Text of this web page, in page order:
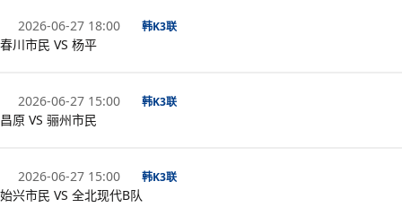
2026-06-27 18:00 韩K3联
春川市民 VS 杨平
2026-06-27 15:00 韩K3联
昌原 VS 骊州市民
2026-06-27 15:00 韩K3联
始兴市民 VS 全北现代B队